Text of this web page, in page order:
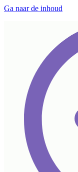
Ga naar de inhoud